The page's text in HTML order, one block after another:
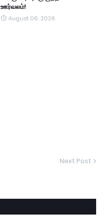
ஊர்வலம்!
August 06, 2026
Next Post